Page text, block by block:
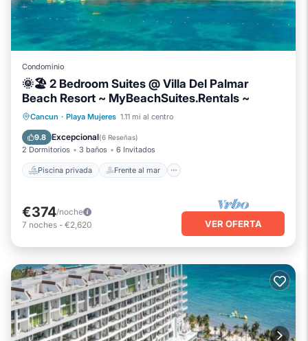
Condominio
🌞🏖️ 2 Bedroom Suites @ Villa Del Palmar
Beach Resort ~ MyBeachSuites.Rentals ~
Cancun · Playa Mujeres 1.11 mi al centro
9.8 Excepcional(6 Reseñas)
2 Dormitorios 3 baños 6 Invitados
Piscina privada Frente al mar
Piscina privada
Frente al mar
Bañera de hidromasaje
€374/noche
7 noches - €2,620 VER OFERTA